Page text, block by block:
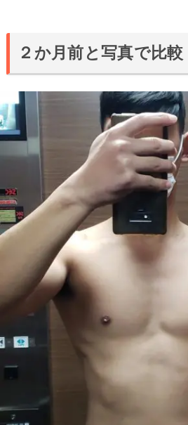
２か月前と写真で比較